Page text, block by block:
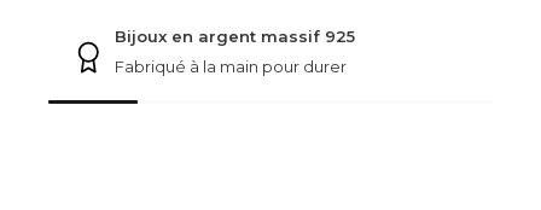
Bijoux en argent massif 925
Fabriqué à la main pour durer